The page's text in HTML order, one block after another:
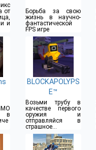
от
и
Борьба за свою
жизнь в научно-
фантастической
FPS игре
в
BLOCKAPOLYPS
E™
Возьми трубу в
качестве первого
оружия и
отправляйся в
страшное
путешествие